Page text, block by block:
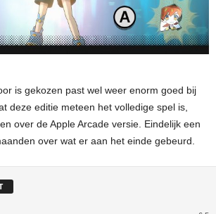
is gekozen past wel weer enorm goed bij
deze editie meteen het volledige spel is,
over de Apple Arcade versie. Eindelijk een
over wat er aan het einde gebeurd.